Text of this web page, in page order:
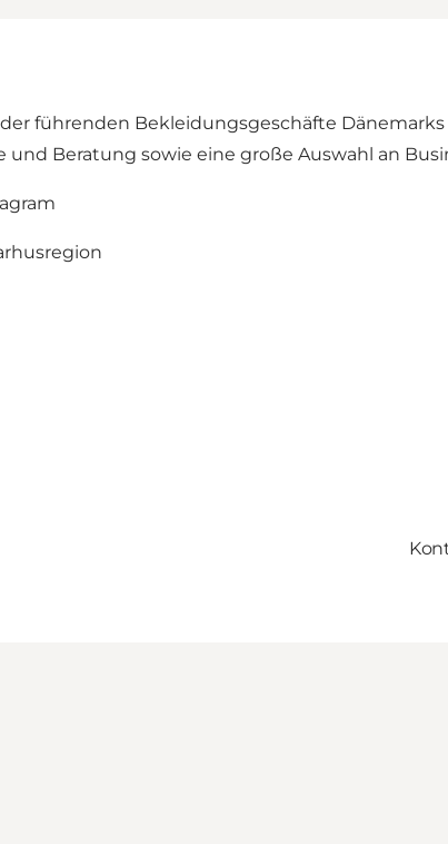
der führenden Bekleidungsgeschäfte
und Beratung sowie eine große Auswahl an